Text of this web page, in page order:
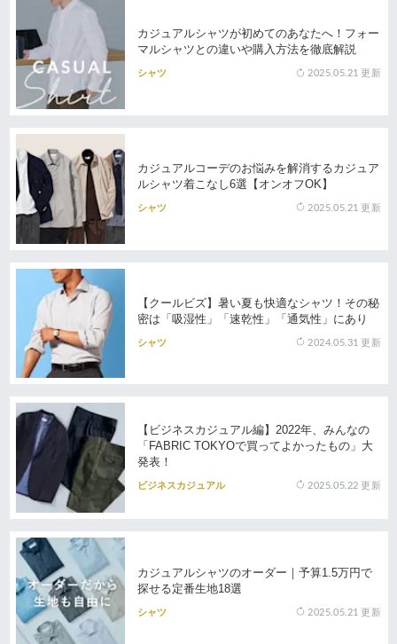
カジュアルシャツが初めてのあなたへ！フォー
マルシャツとの違いや購入方法を徹底解説
シャツ 2025.05.21 更新
カジュアルコーデのお悩みを解消するカジュア
ルシャツ着こなし6選【オンオフOK】
シャツ 2025.05.21 更新
【クールビズ】暑い夏も快適なシャツ！その秘
密は「吸湿性」「速乾性」「通気性」にあり
シャツ 2024.05.31 更新
【ビジネスカジュアル編】2022年、みんなの
「FABRIC TOKYOで買ってよかったもの」大
発表！
ビジネスカジュアル 2025.05.22 更新
カジュアルシャツのオーダー｜予算1.5万円で
探せる定番生地18選
シャツ 2025.05.21 更新